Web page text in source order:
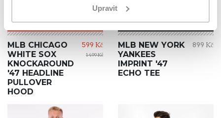
Upravit
MLB CHICAGO
WHITE SOX
KNOCKAROUND
'47 HEADLINE
PULLOVER
HOOD
599 Kč
1 499 Kč
MLB NEW YORK
YANKEES
IMPRINT '47
ECHO TEE
899 Kč